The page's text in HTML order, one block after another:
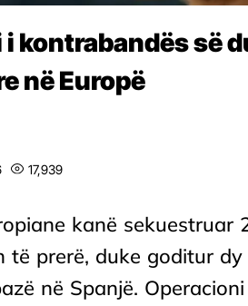
kontrabandës së
në Europë
17,939
kanë sekuestruar
të prerë, duke goditur
në Spanjë.